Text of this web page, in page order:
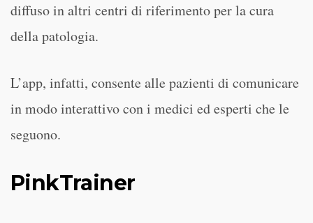
diffuso in altri centri di riferimento per la cura
della patologia.
L’app, infatti, consente alle pazienti di comunicare
in modo interattivo con i medici ed esperti che le
seguono.
PinkTrainer